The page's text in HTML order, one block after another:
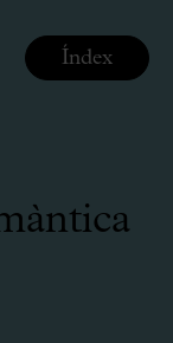
Índex